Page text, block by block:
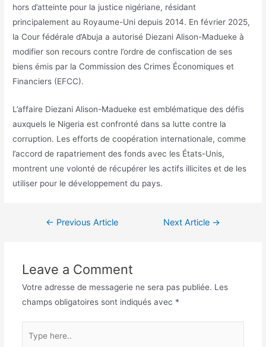
hors d’atteinte pour la justice nigériane, résidant
principalement au Royaume-Uni depuis 2014. En février 2025,
la Cour fédérale d’Abuja a autorisé Diezani Alison-Madueke à
modifier son recours contre l’ordre de confiscation de ses
biens émis par la Commission des Crimes Économiques et
Financiers (EFCC).
L’affaire Diezani Alison-Madueke est emblématique des défis
auxquels le Nigeria est confronté dans sa lutte contre la
corruption. Les efforts de coopération internationale, comme
l’accord de rapatriement des fonds avec les États-Unis,
montrent une volonté de récupérer les actifs illicites et de les
utiliser pour le développement du pays.
← Previous Article Next Article →
Leave a Comment
Votre adresse de messagerie ne sera pas publiée. Les
champs obligatoires sont indiqués avec *